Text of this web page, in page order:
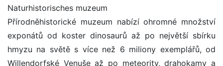
Naturhistorisches muzeum
Přírodněhistorické muzeum nabízí ohromné množství
exponátů od koster dinosaurů až po největší sbírku
hmyzu na světě s více než 6 miliony exemplářů, od
Willendorfské Venuše až po meteority, drahokamy a